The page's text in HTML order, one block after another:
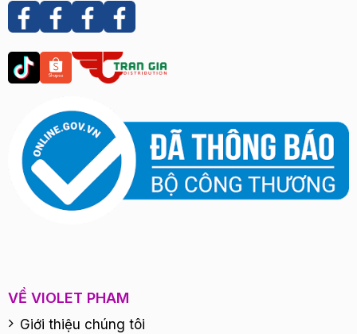
VỀ VIOLET PHAM
Giới thiệu chúng tôi